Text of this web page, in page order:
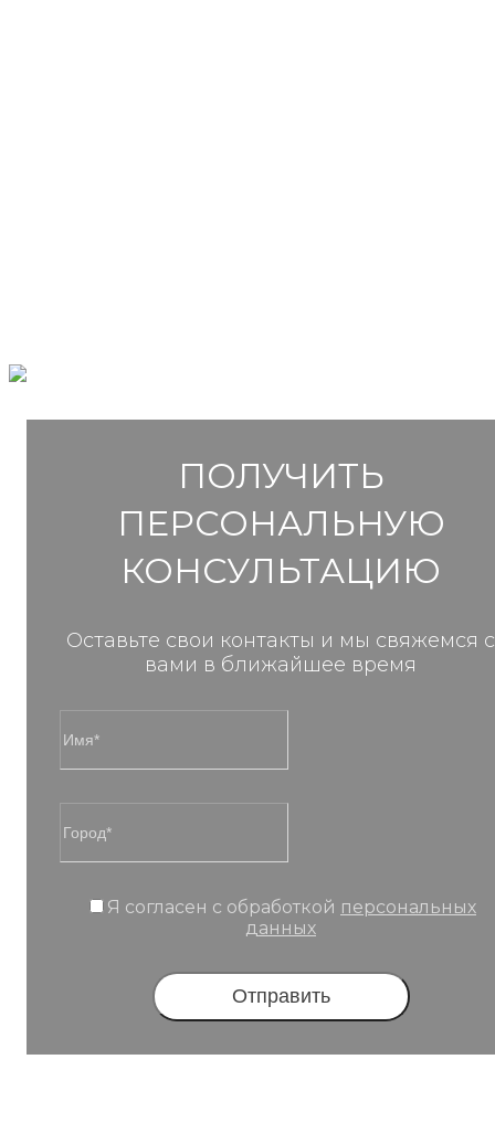
ПОЛУЧИТЬ
ПЕРСОНАЛЬНУЮ
КОНСУЛЬТАЦИЮ
Оставьте свои контакты и мы свяжемся с
вами в ближайшее время
Я согласен с обработкой персональных
данных
Отправить